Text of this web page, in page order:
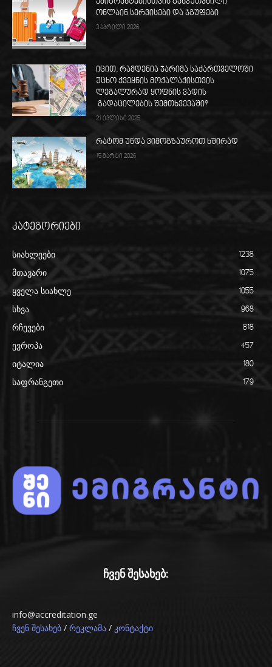
ემიგრანტებისთვის განკუთვნილი
ონლაინ სერვისები და ჯგუფები
3 აპრილი 2026
იცით, რამდენია ჯარიმა საქართველოში
უცხო ქვეყნის მოქალაქისთვის
ლეგალურად ყოფნის ვადის
გადაცილების შემთხვევაში?
21 ივლისი 2025
რატომ უნდა ვიმოგზაუროთ ხშირად
15 მარტი 2026
კატეგორიები
სიახლეები 1238
მთავარი 1075
ყველა სიახლე 1055
სხვა 968
რჩევები 818
ევროპა 457
იტალია 180
საფრანგეთი 179
ჩვენ შესახებ:
info@accreditation.ge
ჩვენ შესახებ / რეკლამა / კონტაქტი